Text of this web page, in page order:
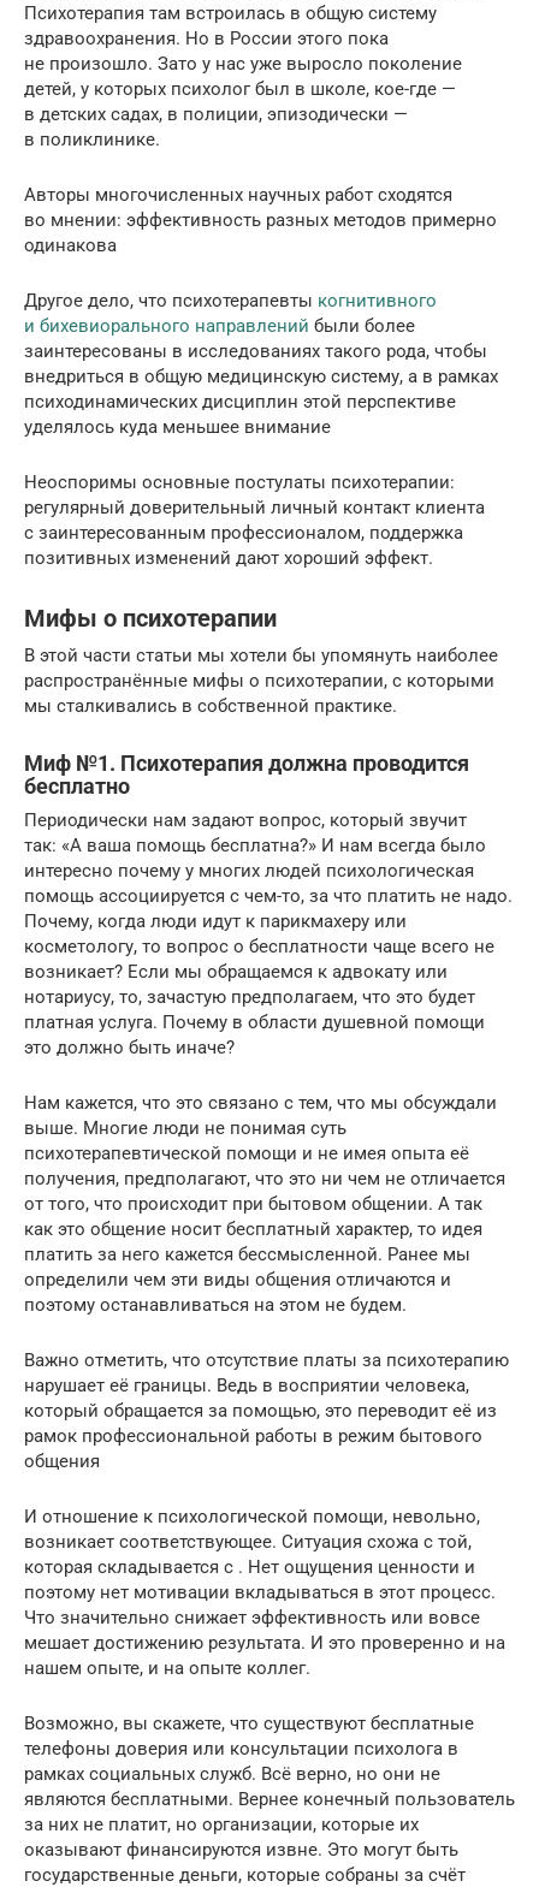
Психотерапия там встроилась в общую систему
здравоохранения. Но в России этого пока
не произошло. Зато у нас уже выросло поколение
детей, у которых психолог был в школе, кое-где —
в детских садах, в полиции, эпизодически —
в поликлинике.
Авторы многочисленных научных работ сходятся
во мнении: эффективность разных методов примерно
одинакова
Другое дело, что психотерапевты когнитивного
и бихевиорального направлений были более
заинтересованы в исследованиях такого рода, чтобы
внедриться в общую медицинскую систему, а в рамках
психодинамических дисциплин этой перспективе
уделялось куда меньшее внимание
Неоспоримы основные постулаты психотерапии:
регулярный доверительный личный контакт клиента
с заинтересованным профессионалом, поддержка
позитивных изменений дают хороший эффект.
Мифы о психотерапии
В этой части статьи мы хотели бы упомянуть наиболее
распространённые мифы о психотерапии, с которыми
мы сталкивались в собственной практике.
Миф №1. Психотерапия должна проводится
бесплатно
Периодически нам задают вопрос, который звучит
так: «А ваша помощь бесплатна?» И нам всегда было
интересно почему у многих людей психологическая
помощь ассоциируется с чем-то, за что платить не надо.
Почему, когда люди идут к парикмахеру или
косметологу, то вопрос о бесплатности чаще всего не
возникает? Если мы обращаемся к адвокату или
нотариусу, то, зачастую предполагаем, что это будет
платная услуга. Почему в области душевной помощи
это должно быть иначе?
Нам кажется, что это связано с тем, что мы обсуждали
выше. Многие люди не понимая суть
психотерапевтической помощи и не имея опыта её
получения, предполагают, что это ни чем не отличается
от того, что происходит при бытовом общении. А так
как это общение носит бесплатный характер, то идея
платить за него кажется бессмысленной. Ранее мы
определили чем эти виды общения отличаются и
поэтому останавливаться на этом не будем.
Важно отметить, что отсутствие платы за психотерапию
нарушает её границы. Ведь в восприятии человека,
который обращается за помощью, это переводит её из
рамок профессиональной работы в режим бытового
общения
И отношение к психологической помощи, невольно,
возникает соответствующее. Ситуация схожа с той,
которая складывается с . Нет ощущения ценности и
поэтому нет мотивации вкладываться в этот процесс.
Что значительно снижает эффективность или вовсе
мешает достижению результата. И это проверенно и на
нашем опыте, и на опыте коллег.
Возможно, вы скажете, что существуют бесплатные
телефоны доверия или консультации психолога в
рамках социальных служб. Всё верно, но они не
являются бесплатными. Вернее конечный пользователь
за них не платит, но организации, которые их
оказывают финансируются извне. Это могут быть
государственные деньги, которые собраны за счёт